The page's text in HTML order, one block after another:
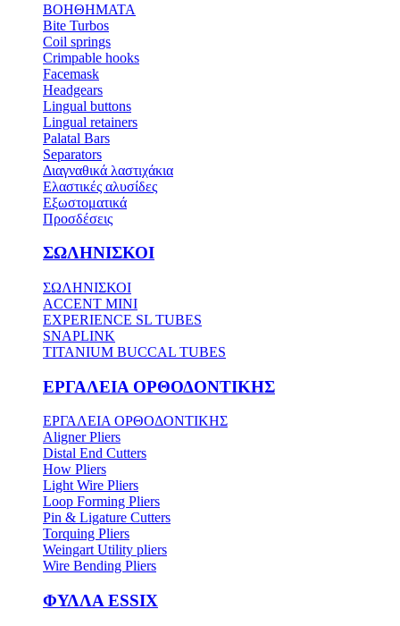
ΒΟΗΘΗΜΑΤΑ
Bite Turbos
Coil springs
Crimpable hooks
Facemask
Headgears
Lingual buttons
Lingual retainers
Palatal Bars
Separators
Διαγναθικά λαστιχάκια
Ελαστικές αλυσίδες
Εξωστοματικά
Προσδέσεις
ΣΩΛΗΝΙΣΚΟΙ
ΣΩΛΗΝΙΣΚΟΙ
ACCENT MINI
EXPERIENCE SL TUBES
SNAPLINK
TITANIUM BUCCAL TUBES
ΕΡΓΑΛΕΙΑ ΟΡΘΟΔΟΝΤΙΚΗΣ
ΕΡΓΑΛΕΙΑ ΟΡΘΟΔΟΝΤΙΚΗΣ
Aligner Pliers
Distal End Cutters
How Pliers
Light Wire Pliers
Loop Forming Pliers
Pin & Ligature Cutters
Torquing Pliers
Weingart Utility pliers
Wire Bending Pliers
ΦΥΛΛΑ ESSIX